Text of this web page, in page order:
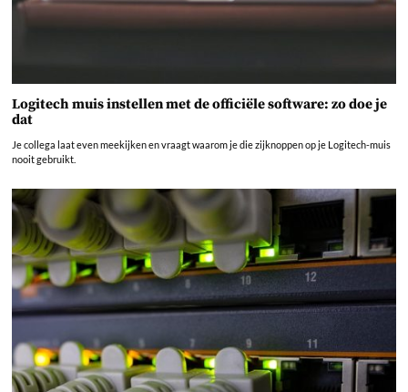
Logitech muis instellen met de officiële software: zo doe je
dat
Je collega laat even meekijken en vraagt waarom je die zijknoppen op je Logitech-muis
nooit gebruikt.